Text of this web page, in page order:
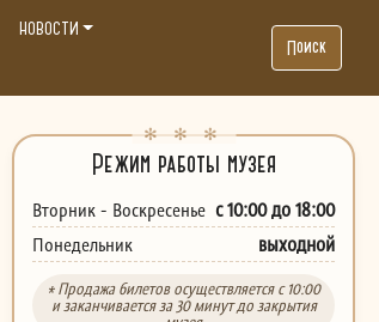
НОВОСТИ
Поиск
Режим работы музея
Вторник - Воскресенье с 10:00 до 18:00
Понедельник выходной
* Продажа билетов осуществляется с 10:00
и заканчивается за 30 минут до закрытия